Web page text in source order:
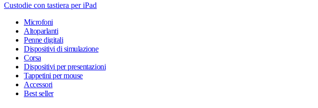
Custodie con tastiera per iPad
Microfoni
Altoparlanti
Penne digitali
Dispositivi di simulazione
Corsa
Dispositivi per presentazioni
Tappetini per mouse
Accessori
Best seller